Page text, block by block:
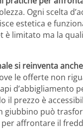
Ogni scelta
estetica e
è limitato ma la
si reinventa
le offerte non
d’abbigliamento
il prezzo è
giubbino può
affrontare il